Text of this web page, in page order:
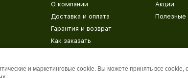
О компании
Доставка и оплата
Гарантия и возврат
Как заказать
База знаний
Акции
Полезные
и маркетинговые cookie. Вы можете принять все cookie,